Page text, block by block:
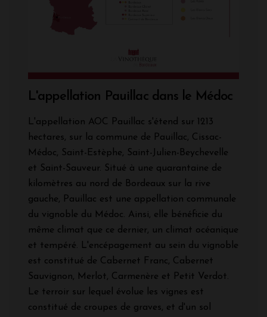
L'appellation Pauillac dans le Médoc
L'appellation AOC Pauillac s'étend sur 1213
hectares, sur la commune de Pauillac, Cissac-
Médoc, Saint-Estèphe, Saint-Julien-Beychevelle
et Saint-Sauveur. Situé à une quarantaine de
kilomètres au nord de Bordeaux sur la rive
gauche, Pauillac est une appellation communale
du vignoble du Médoc. Ainsi, elle bénéficie du
même climat que ce dernier, un climat océanique
et tempéré. L'encépagement au sein du vignoble
est constitué de Cabernet Franc, Cabernet
Sauvignon, Merlot, Carmenère et Petit Verdot.
Le terroir sur lequel évolue les vignes est
constitué de croupes de graves, et d'un sol